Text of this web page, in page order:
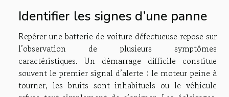
Identifier les signes d’une panne
Repérer une batterie de voiture défectueuse repose sur
l’observation de plusieurs symptômes
caractéristiques. Un démarrage difficile constitue
souvent le premier signal d’alerte : le moteur peine à
tourner, les bruits sont inhabituels ou le véhicule